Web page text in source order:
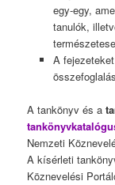
egy-egy,
tanulók,
A
A tankönyv és a
Nemzeti
A kísérleti
Köznevelési